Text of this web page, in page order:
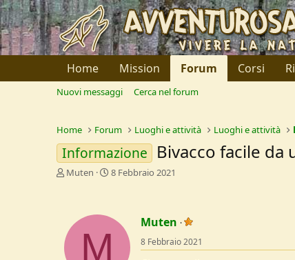
Home Mission Forum Corsi
Nuovi messaggi Cerca nel forum
Home Forum Luoghi e attività Luoghi e attività
Informazione Bivacco facile da
C
o
Muten
D
d
i
8 Febbraio 2021
M
Muten
8 Febbraio 2021